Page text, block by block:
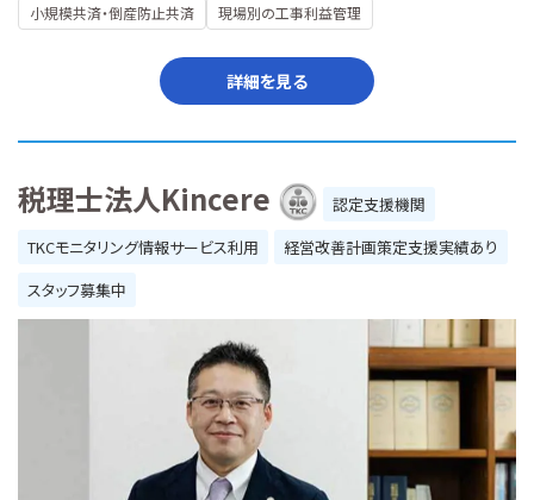
小規模共済・倒産防止共済
現場別の工事利益管理
詳細を見る
税理士法人Kincere
認定支援機関
TKCモニタリング情報サービス利用
経営改善計画策定支援実績あり
スタッフ募集中